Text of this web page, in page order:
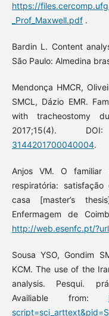
https://
_Prof_Maxwell.pdf.
Bardin L. Content
São Paulo: Almedina
Mendonça HMCR,
SMCL, Dázio EMR.
with tracheostomy
2017;15(4).
3144201700040004.
Anjos VM. O familiar
respiratória:
casa [master’s
Enfermagem de
http://web.esenfc.pt/
Sousa YSO, Gondim
KCM. The use of the
analysis. Pesqui.
Availiable from: